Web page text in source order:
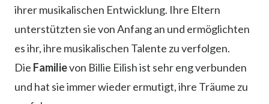
ihrer musikalischen Entwicklung. Ihre Eltern
unterstützten sie von Anfang an und ermöglichten
es ihr, ihre musikalischen Talente zu verfolgen.
Die Familievon Billie Eilish ist sehr eng verbunden
und hat sie immer wieder ermutigt, ihre Träume zu